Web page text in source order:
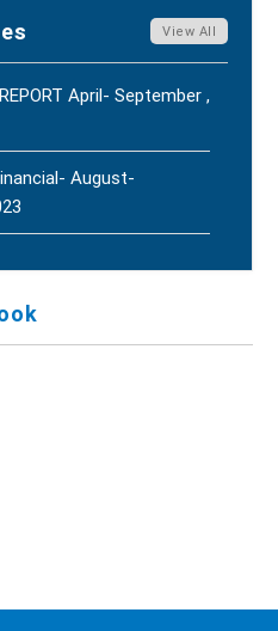
2026
View All
April- September ,
August-
Nov 8, 2020